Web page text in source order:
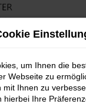
FRAGEN
Sie die häufig
um Ihnen die
Webseite zu
mit Ihnen zu
hierbei Ihre